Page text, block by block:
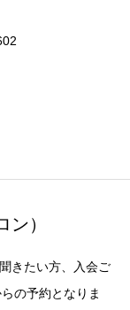
ン）
きたい方、入会ご
の予約となりま